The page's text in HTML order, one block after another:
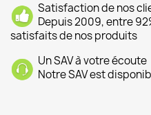
Satisfaction de nos
Depuis 2009, entre
satisfaits de nos produits
Un SAV à votre écoute
Notre SAV est